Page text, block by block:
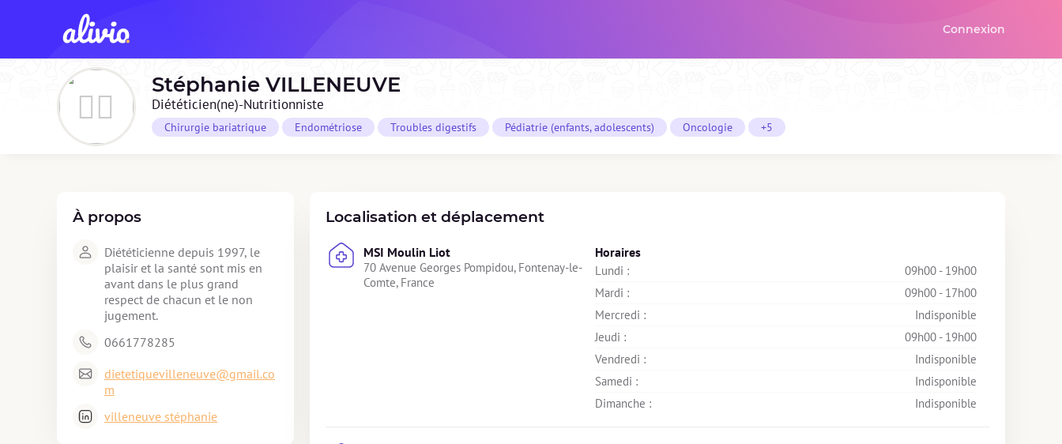
Connexion
Stéphanie VILLENEUVE
Diététicien(ne)-Nutritionniste
Chirurgie bariatrique Endométriose Troubles digestifs Pédiatrie (enfants, adolescents) Oncologie +5
À propos
Diététicienne depuis 1997, le
plaisir et la santé sont mis en
avant dans le plus grand
respect de chacun et le non
jugement.
0661778285
dietetiquevilleneuve@gmail.co
m
villeneuve stéphanie
Localisation et déplacement
MSI Moulin Liot
70 Avenue Georges Pompidou, Fontenay-le-
Comte, France
Horaires
Lundi :
09h00 - 19h00
Mardi :
09h00 - 17h00
Mercredi :
Indisponible
Jeudi :
09h00 - 19h00
Vendredi :
Indisponible
Samedi :
Indisponible
Dimanche :
Indisponible